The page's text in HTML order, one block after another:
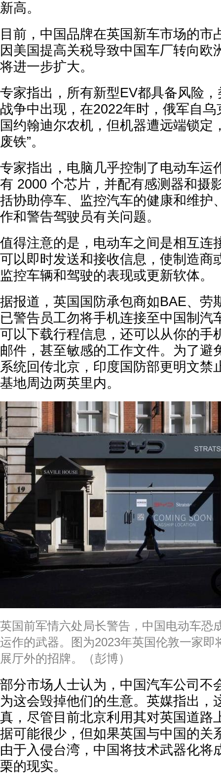
新高。
目前，中国品牌在英国新车市场的市
因美国提高关税导致中国车厂转向欧
将进一步扩大。
专家指出，所有新型EV都具备风险
战争中出现，在2022年时，俄军自
国约翰迪尔农机，但机器遭远端锁定
废铁”。
专家指出，电脑几乎控制了电动车运
有 2000 个芯片，并配有感测器和摄
括协助停车、监控汽车的健康和维护
作和警告驾驶员有关问题。
值得注意的是，电动车之间是相互连
可以即时发送和接收信息，使制造商
监控车辆和驾驶的表现或更新软体。
据报道，英国国防承包商如BAE、劳
已警告员工勿将手机连接至中国制汽
可以下载行程信息，还可以从你的手
邮件，甚至敏感的工作文件。为了避
系统回传北京，印度国防部更明文禁
基地周边两英里内。
英国前军情六处局长警告，中国电动车恐
运作的武器。图为2023年英国伦敦一家即
展厅外的招牌。（彭博）
部分市场人士认为，中国汽车公司不
为这会毁掉他们的生意。英媒指出，
真，尽管目前北京利用其对英国道路
据可能很少，但如果英国与中国的关
由于入侵台湾，中国将技术武器化将
栗的现实。